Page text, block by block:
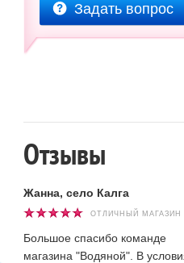
Задать вопрос
Отзывы
Жанна, село Калга
ОТЛИЧНЫЙ МАГАЗИН
Большое спасибо команде
магазина "Водяной". В